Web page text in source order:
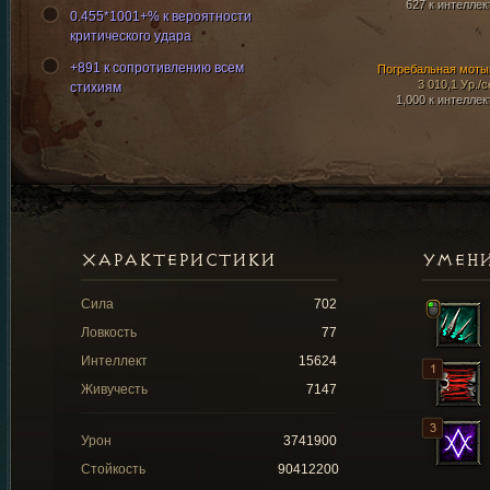
627 к
Погребальная
3 010,1 Ур./
1,000 к
0.455*1001+% к вероятности
критического удара
+891 к сопротивлению всем
стихиям
ХАРАКТЕРИСТИКИ
Сила
702
Ловкость
77
Интеллект
15624
Живучесть
7147
Урон
3741900
Стойкость
90412200